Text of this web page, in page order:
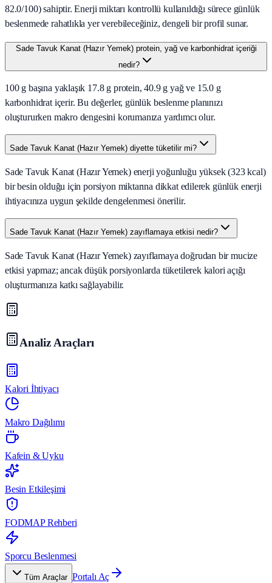
82.0/100) sahiptir. Enerji miktarı kontrollü kullanıldığı sürece günlük
beslenmede rahatlıkla yer verebileceğiniz, dengeli bir profil sunar.
Sade Tavuk Kanat (Hazır Yemek) protein, yağ ve karbonhidrat içeriği
nedir?
100 g başına yaklaşık 17.8 g protein, 40.9 g yağ ve 15.0 g
karbonhidrat içerir. Bu değerler, günlük beslenme planınızı
oluştururken makro dengesini korumanıza yardımcı olur.
Sade Tavuk Kanat (Hazır Yemek) diyette tüketilir mi?
Sade Tavuk Kanat (Hazır Yemek) enerji yoğunluğu yüksek (323 kcal)
bir besin olduğu için porsiyon miktarına dikkat edilerek günlük enerji
ihtiyacınıza uygun şekilde dengelenmesi önerilir.
Sade Tavuk Kanat (Hazır Yemek) zayıflamaya etkisi nedir?
Sade Tavuk Kanat (Hazır Yemek) zayıflamaya doğrudan bir mucize
etkisi yapmaz; ancak düşük porsiyonlarda tüketilerek kalori açığı
oluşturmanıza katkı sağlayabilir.
Analiz Araçları
Kalori İhtiyacı
Makro Dağılımı
Kafein & Uyku
Besin Etkileşimi
FODMAP Rehberi
Sporcu Beslenmesi
Tüm Araçlar Portalı Aç